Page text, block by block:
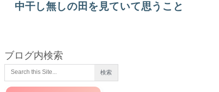
中干し無しの田を見ていて思うこと
ブログ内検索